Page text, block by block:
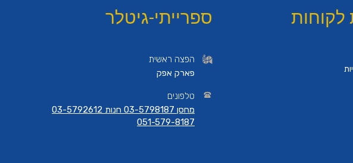
ספרייתי-גיטלר
הפצה ראשית
פארק אפק
טלפונים
מחסן 03-5798187 חנות 03-5792612
051-579-8187
לקוחות